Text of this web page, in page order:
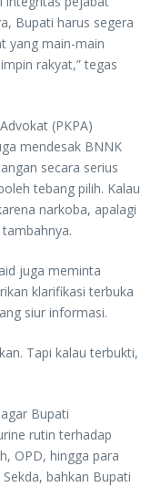
Bupati harus segera
yang main-main
rakyat,” tegas
(PKPA)
mendesak BNNK
secara serius
tebang pilih. Kalau
narkoba, apalagi
juga meminta
klarifikasi terbuka
siur informasi.
Tapi kalau terbukti,
Bupati
rutin terhadap
OPD, hingga para
bahkan Bupati